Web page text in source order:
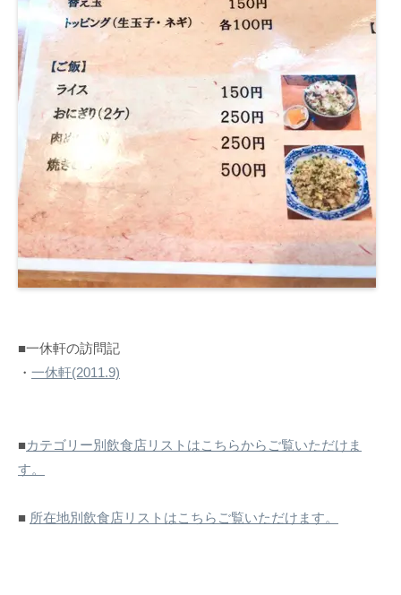
■一休軒の訪問記
・ 一休軒(2011.9)
■カテゴリー別飲食店リストはこちらからご覧いただけま
す。
■ 所在地別飲食店リストはこちらご覧いただけます。